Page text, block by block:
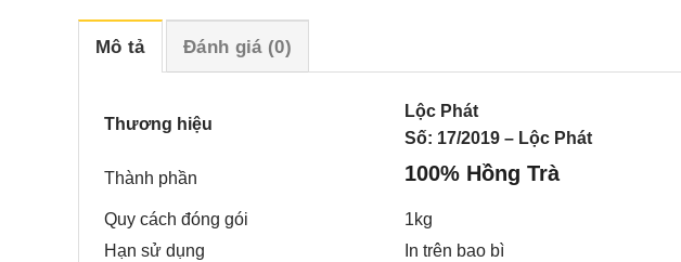
Mô tả Đánh giá (0)
Thương hiệu
Lộc Phát
Số: 17/2019 – Lộc Phát
Thành phần 100% Hồng Trà
Quy cách đóng gói
1kg
Hạn sử dụng
In trên bao bì